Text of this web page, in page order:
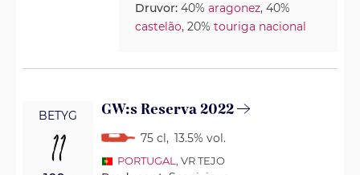
Druvor: 40%aragonez, 40%
castelão, 20%touriga nacional
BETYG
11
GW:s Reserva 2022
75 cl, 13.5% vol.
PORTUGAL , VR TEJO